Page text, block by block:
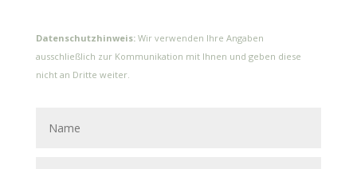
Datenschutzhinweis:Wir verwenden Ihre Angaben
ausschließlich zur Kommunikation mit Ihnen und geben diese
nicht an Dritte weiter.